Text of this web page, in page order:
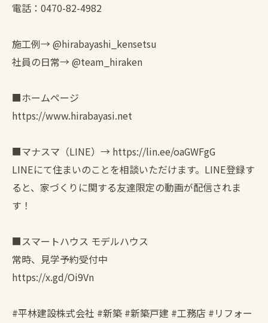
電話：0470-82-4982
施工例→ @hirabayashi_kensetsu
社員の日常→ @team_hiraken
■ホームページ
https://www.hirabayasi.net
■マナスマ（LINE）→ https://lin.ee/oaGWFgG
LINEにて住まいのことを相談いただけます。LINE登録す
ると、家づくりに関する友達限定の動画が配信されま
す！
■スマートハウス モデルハウス
常時、見学予約受付中
https://x.gd/Oi9Vn
#平林建設株式会社 #新築 #新築戸建 #工務店 #リフォー